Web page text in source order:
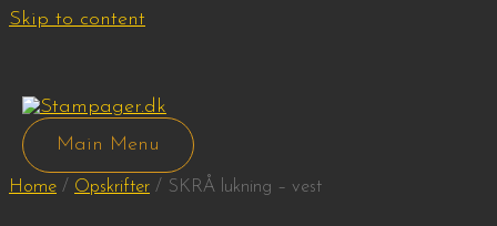
Skip to content
Main Menu
Home / Opskrifter / SKRÅ lukning – vest